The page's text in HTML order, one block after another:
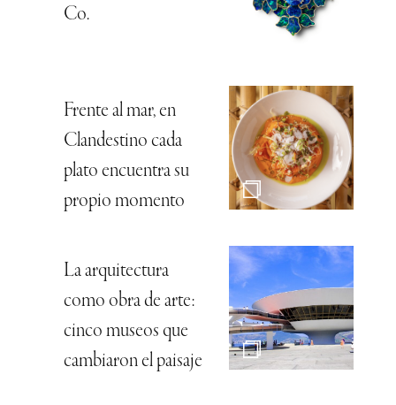
Co.
Frente al mar, en
Clandestino cada
plato encuentra su
propio momento
La arquitectura
como obra de arte:
cinco museos que
cambiaron el paisaje